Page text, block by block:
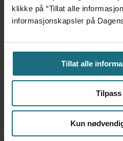
klikke på “Tillat alle
informasjonskapsler på
Tillat alle
Tilpass
Kun
økonomi